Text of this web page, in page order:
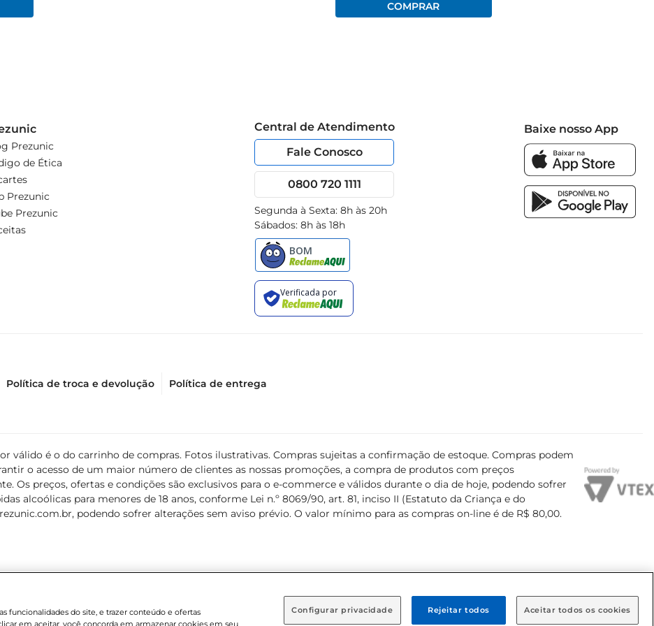
Prezunic
de Ética
Prezunic
Prezunic
Central de Atendimento
Fale Conosco
0800 720 1111
Segunda à Sexta: 8h às 20h
Sábados: 8h às 18h
Baixe nosso App
Política de troca e devolução Política de entrega
válido é o do carrinho de compras. Fotos ilustrativas. Compras sujeitas a confirmação de estoque. Compras podem
o acesso de um maior número de clientes as nossas promoções, a compra de produtos com preços
Os preços, ofertas e condições são exclusivos para o e-commerce e válidos durante o dia de hoje, podendo sofrer
alcoólicas para menores de 18 anos, conforme Lei n.º 8069/90, art. 81, inciso II (Estatuto da Criança e do
, podendo sofrer alterações sem aviso prévio. O valor mínimo para as compras on-line é de R$ 80,00.
funcionalidades do site, e trazer conteúdo e ofertas
em aceitar, você concorda em armazenar cookies em seu
Configurar privacidade Rejeitar todos Aceitar todos os cookies